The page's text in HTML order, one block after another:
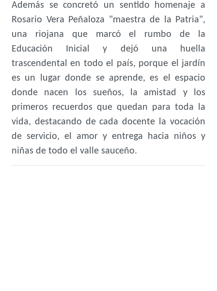
Además se concretó un sentido homenaje a
Rosario Vera Peñaloza "maestra de la Patria",
una riojana que marcó el rumbo de la
Educación Inicial y dejó una huella
trascendental en todo el país, porque el jardín
es un lugar donde se aprende, es el espacio
donde nacen los sueños, la amistad y los
primeros recuerdos que quedan para toda la
vida, destacando de cada docente la vocación
de servicio, el amor y entrega hacia niños y
niñas de todo el valle sauceño.